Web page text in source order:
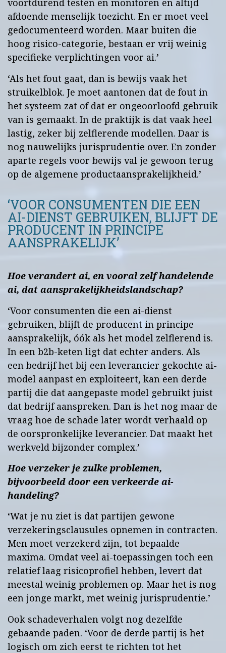
voortdurend testen en monitoren en altijd
afdoende menselijk toezicht. En er moet veel
gedocumenteerd worden. Maar buiten die
hoog risico-categorie, bestaan er vrij weinig
specifieke verplichtingen voor ai.’
‘Als het fout gaat, dan is bewijs vaak het
struikelblok. Je moet aantonen dat de fout in
het systeem zat of dat er ongeoorloofd gebruik
van is gemaakt. In de praktijk is dat vaak heel
lastig, zeker bij zelflerende modellen. Daar is
nog nauwelijks jurisprudentie over. En zonder
aparte regels voor bewijs val je gewoon terug
op de algemene productaansprakelijkheid.’
‘VOOR CONSUMENTEN DIE EEN
AI-DIENST GEBRUIKEN, BLIJFT DE
PRODUCENT IN PRINCIPE
AANSPRAKELIJK’
Hoe verandert ai, en vooral zelf handelende
ai, dat aansprakelijkheidslandschap?
‘Voor consumenten die een ai-dienst
gebruiken, blijft de producent in principe
aansprakelijk, óók als het model zelflerend is.
In een b2b-keten ligt dat echter anders. Als
een bedrijf het bij een leverancier gekochte ai-
model aanpast en exploiteert, kan een derde
partij die dat aangepaste model gebruikt juist
dat bedrijf aanspreken. Dan is het nog maar de
vraag hoe de schade later wordt verhaald op
de oorspronkelijke leverancier. Dat maakt het
werkveld bijzonder complex.’
Hoe verzeker je zulke problemen,
bijvoorbeeld door een verkeerde ai-
handeling?
‘Wat je nu ziet is dat partijen gewone
verzekeringsclausules opnemen in contracten.
Men moet verzekerd zijn, tot bepaalde
maxima. Omdat veel ai-toepassingen toch een
relatief laag risicoprofiel hebben, levert dat
meestal weinig problemen op. Maar het is nog
een jonge markt, met weinig jurisprudentie.’
Ook schadeverhalen volgt nog dezelfde
gebaande paden. ‘Voor de derde partij is het
logisch om zich eerst te richten tot het